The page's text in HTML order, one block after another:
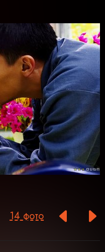
14 фото